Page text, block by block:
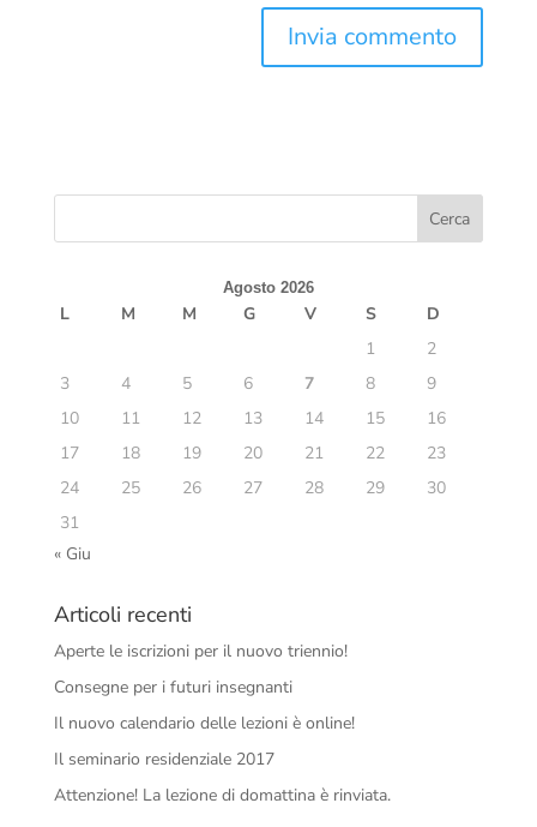
Agosto 2026
L M M G V S
D
1
2
3
4 5 6 7 8
9
10
11 12 13 14 15
16
17
18 19 20 21 22
23
24
25 26 27 28 29
30
31
« Giu
Articoli recenti
Aperte le iscrizioni per il nuovo triennio!
Consegne per i futuri insegnanti
Il nuovo calendario delle lezioni è online!
Il seminario residenziale 2017
Attenzione! La lezione di domattina è rinviata.